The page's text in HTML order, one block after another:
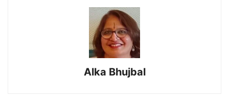
Alka Bhujbal